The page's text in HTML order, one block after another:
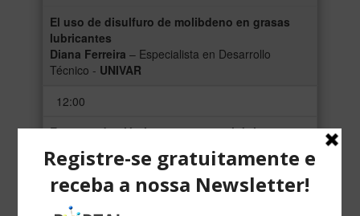
El uso de disulfuro de molibdeno en grasas
lubricantes
Diana Ferreira – Especialista en Desarrollo
Técnico - UNIVAR
12:00
Envases de plástico para grasas lubricantes
Ericsson Silveira
- Consultor Técnico –
EMBALAGENS
12:30